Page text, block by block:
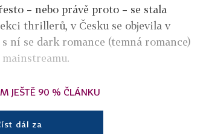
– nebo právě proto – se stala
thrillerů, v Česku se objevila v
ní se dark romance (temná romance)
JEŠTĚ 90 % ČLÁNKU
dál za